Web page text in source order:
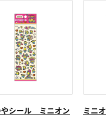
やシール ミニオン
ミニ